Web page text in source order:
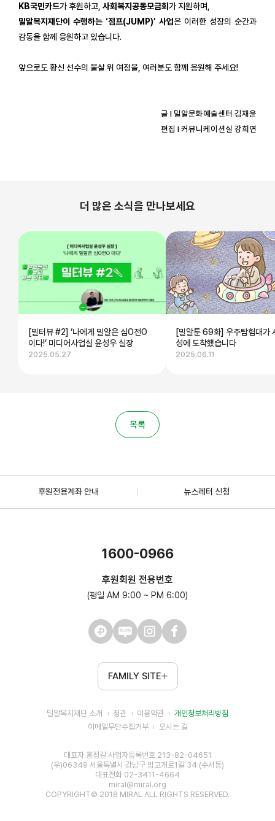
KB국민카드가 후원하고, 사회복지공동모금회가 지원하며,
밀알복지재단이 수행하는 ‘점프(JUMP)’ 사업은 이러한 성장의 순간과
감동을 함께 응원하고 있습니다.
앞으로도 황신 선수의 물살 위 여정을, 여러분도 함께 응원해 주세요!
글 l 밀알문화예술센터 김재윤
편집 l 커뮤니케이션실 강희연
더 많은 소식을 만나보세요
[밀터뷰 #2] ‘나에게 밀알은 심O전O
이다!’ 미디어사업실 윤성우 실장
2025.05.27
[밀알툰 69화] 우주탐험대가
성에 도착했습니다
2025.06.11
목록
후원전용계좌 안내 뉴스레터 신청
1600-0966
후원회원 전용번호
(평일 AM 9:00 ~ PM 6:00)
FAMILY SITE
밀알복지재단 소개 정관 이용약관
개인정보처리방침
이메일무단수집거부
오시는 길
대표자 홍정길 사업자등록번호 213-82-04651
(우)06349 서울특별시 강남구 밤고개로1길 34 (수서동)
대표전화 02-3411-4664
miral@miral.org
COPYRIGHT© 2018 MIRAL ALL RIGHTS RESERVED.